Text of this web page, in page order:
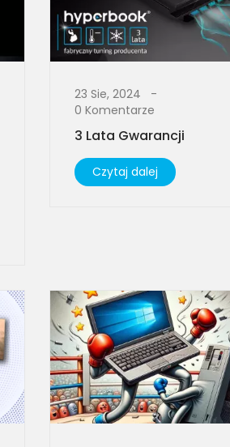
23 Sie, 2024
0 Komentarze
3 Lata Gwarancji
Czytaj dalej